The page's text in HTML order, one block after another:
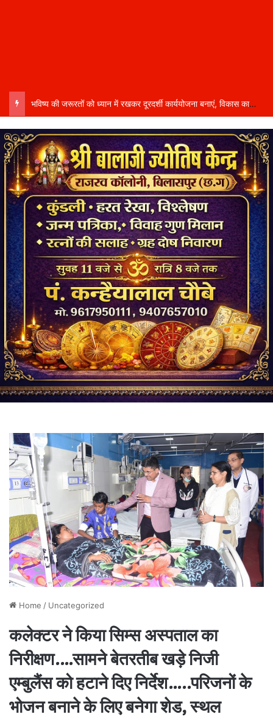
भविष्य की जरूरतों को ध्यान में रखकर दूरदर्शी कार्ययोजना बनाएं, विकास कार्यों में तेजी और गुणवत्ता हो–उप मुख्यमंत्री साव…..
Home / Uncategorized
कलेक्टर ने किया सिम्स अस्पताल का
निरीक्षण.…सामने बेतरतीब खड़े निजी
एम्बुलैंस को हटाने दिए निर्देश…..परिजनों के
भोजन बनाने के लिए बनेगा शेड, स्थल